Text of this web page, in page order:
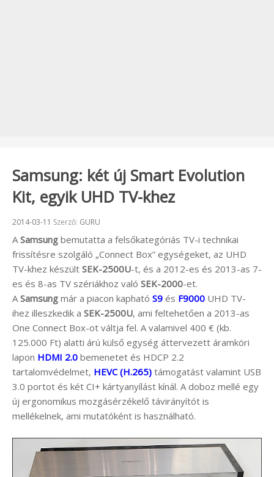
Samsung: két új Smart Evolution
Kit, egyik UHD TV-khez
Beküldve:
2014-03-11 Szerző: GURU
A Samsung bemutatta a felsőkategóriás TV-i technikai
frissítésre szolgáló „Connect Box” egységeket, az UHD
TV-khez készült SEK-2500U-t, és a 2012-es és 2013-as 7-
es és 8-as TV szériákhoz való SEK-2000-et.
A Samsung már a piacon kapható S9 és F9000 UHD TV-
ihez illeszkedik a SEK-2500U, ami feltehetően a 2013-as
One Connect Box-ot váltja fel. A valamivel 400 € (kb.
125.000 Ft) alatti árú külső egység áttervezett áramköri
lapon HDMI 2.0 bemenetet és HDCP 2.2
tartalomvédelmet, HEVC (H.265) támogatást valamint USB
3.0 portot és két CI+ kártyanyílást kínál. A doboz mellé egy
új ergonomikus mozgásérzékelő távirányítót is
mellékelnek, ami mutatóként is használható.